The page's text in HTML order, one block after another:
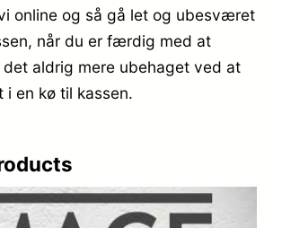
online og så gå let og ubesværet
når du er færdig med at
det aldrig mere ubehaget ved at
en kø til kassen.